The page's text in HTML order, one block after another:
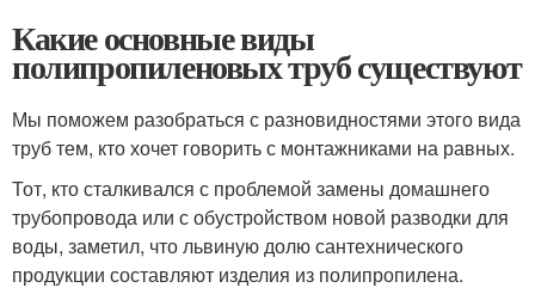
Какие основные виды
полипропиленовых труб существуют
Мы поможем разобраться с разновидностями этого вида
труб тем, кто хочет говорить с монтажниками на равных.
Тот, кто сталкивался с проблемой замены домашнего
трубопровода или с обустройством новой разводки для
воды, заметил, что львиную долю сантехнического
продукции составляют изделия из полипропилена.